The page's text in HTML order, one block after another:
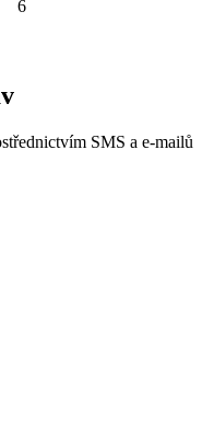
6
SMS a e-mailů